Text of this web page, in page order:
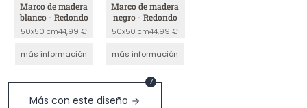
Marco de madera
blanco - Redondo
50x50 cm44,99 €
más información
Marco de madera
negro - Redondo
50x50 cm44,99 €
más información
Más con este diseño
7